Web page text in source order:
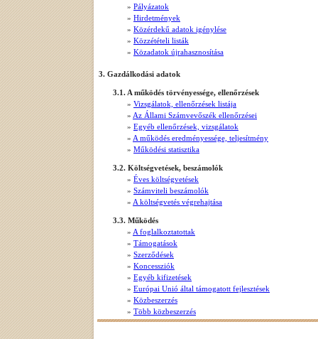
» Pályázatok
» Hirdetmények
» Közérdekű adatok igénylése
» Közzétételi listák
» Közadatok újrahasznosítása
3. Gazdálkodási adatok
3.1. A működés törvényessége, ellenőrzések
» Vizsgálatok, ellenőrzések listája
» Az Állami Számvevőszék ellenőrzései
» Egyéb ellenőrzések, vizsgálatok
» A működés eredményessége, teljesítmény
» Működési statisztika
3.2. Költségvetések, beszámolók
» Éves költségvetések
» Számviteli beszámolók
» A költségvetés végrehajtása
3.3. Működés
» A foglalkoztatottak
» Támogatások
» Szerződések
» Koncessziók
» Egyéb kifizetések
» Európai Unió által támogatott fejlesztések
» Közbeszerzés
» Több közbeszerzés